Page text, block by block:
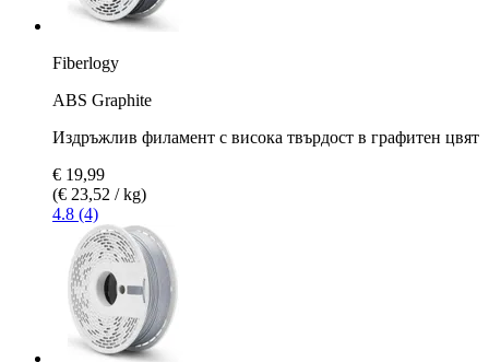
Fiberlogy
ABS Graphite
Издръжлив филамент с висока твърдост в графитен цвят
€ 19,99
(€ 23,52 / kg)
4.8 (4)